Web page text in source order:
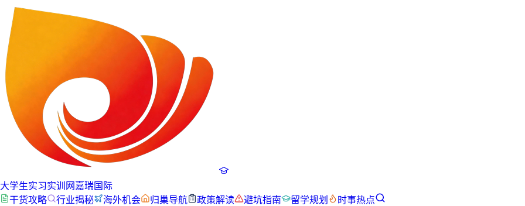
大学生实习实训网嘉瑞国际
干货攻略
行业揭秘 海外机会 归巢导航 政策解读 避坑指南 留学规划 时事热点